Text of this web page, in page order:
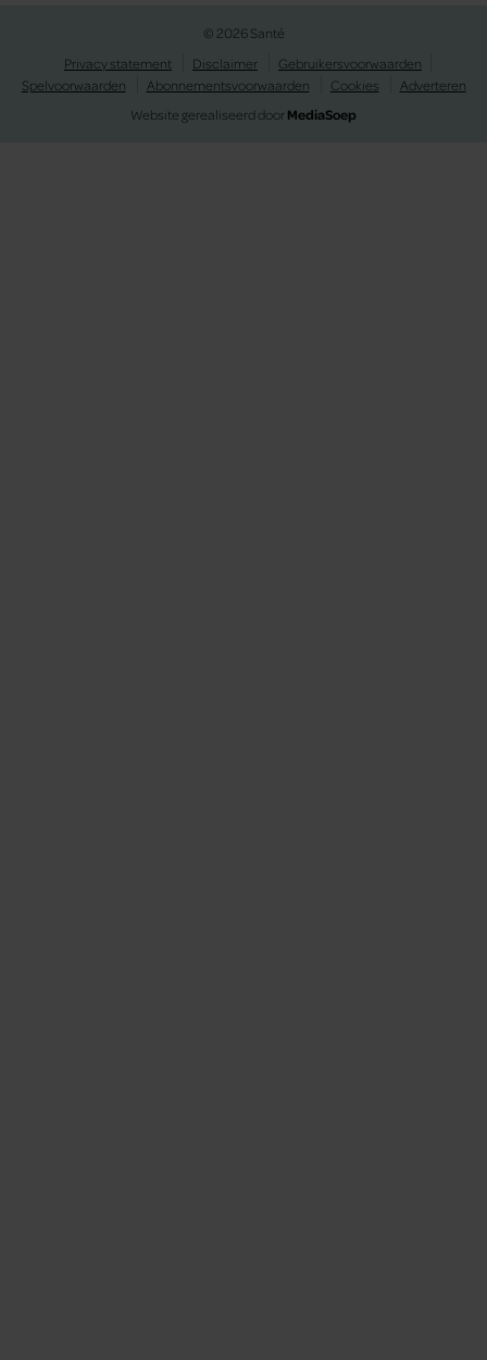
© 2026 Santé
Privacy statement
Disclaimer
Gebruikersvoorwaarden
Spelvoorwaarden
Abonnementsvoorwaarden Cookies
Adverteren
Website gerealiseerd doorMediaSoep